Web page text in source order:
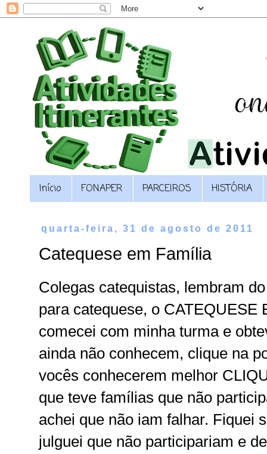
Início FONAPER PARCEIROS HISTÓRIA
quarta-feira, 31 de agosto de 2011
Catequese em Família
Colegas catequistas, lembram
para catequese, o CATEQUESE
comecei com minha turma e
ainda não conhecem, clique na
vocês conhecerem melhor
que teve famílias que não
achei que não iam falhar. Fiquei
julguei que não participariam e